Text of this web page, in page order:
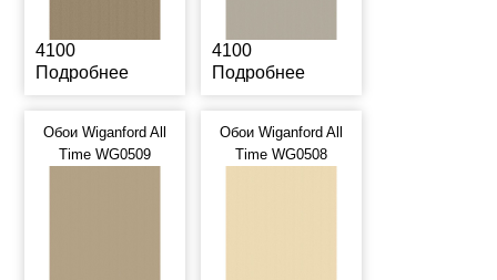
4100
Подробнее
4100
Подробнее
Обои Wiganford All
Time WG0509
Обои Wiganford All
Time WG0508